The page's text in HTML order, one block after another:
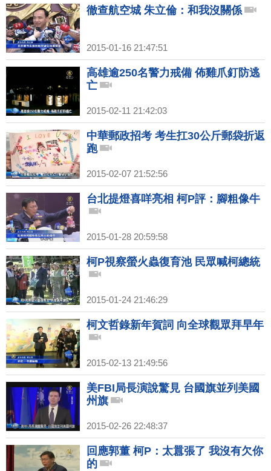
徹查航空城 朱立倫：和我沒關係
2015-01-16 21:47:51
高雄逾250名警力戒備 佈雞爪釘防逃
亡
2015-02-11 21:42:03
中華郵政招考 考生扛30公斤郵袋折返
跑
2015-02-07 21:52:56
台北提燈喜咩亮相 柯P評：腳粗像牛
2015-01-28 20:59:58
柯P視察螢火蟲復育池 民眾喊柯總統
2015-01-24 21:46:29
柯文哲錄新年賀詞 向全球觀眾拜早年
2015-02-13 21:49:56
美FBI局長演說驚見 台國旗並列美國
州旗
2015-02-26 22:48:37
回應郭董 柯P：太囂張了 我沒有欠你
的